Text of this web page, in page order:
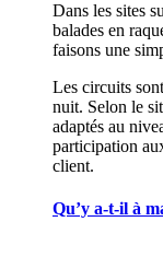
Dans les sites
balades en
faisons une
Les circuits
nuit. Selon le
adaptés au
participation
client.
Qu’y a-t-il à